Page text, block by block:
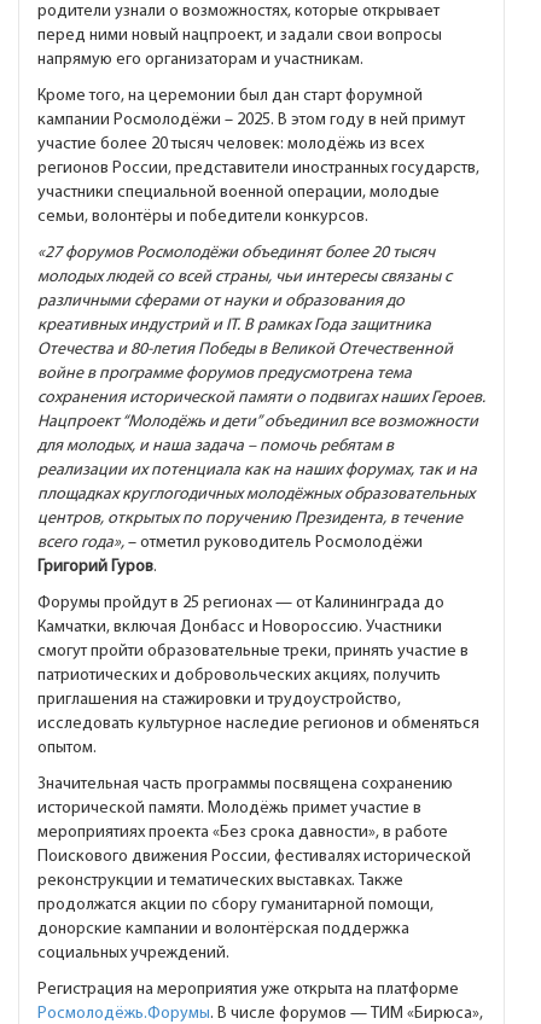
родители узнали о возможностях, которые открывает
перед ними новый нацпроект, и задали свои вопросы
напрямую его организаторам и участникам.
Кроме того, на церемонии был дан старт форумной
кампании Росмолодёжи – 2025. В этом году в ней примут
участие более 20 тысяч человек: молодёжь из всех
регионов России, представители иностранных государств,
участники специальной военной операции, молодые
семьи, волонтёры и победители конкурсов.
«27 форумов Росмолодёжи объединят более 20 тысяч
молодых людей со всей страны, чьи интересы связаны с
различными сферами от науки и образования до
креативных индустрий и IT. В рамках Года защитника
Отечества и 80-летия Победы в Великой Отечественной
войне в программе форумов предусмотрена тема
сохранения исторической памяти о подвигах наших Героев.
Нацпроект “Молодёжь и дети” объединил все возможности
для молодых, и наша задача – помочь ребятам в
реализации их потенциала как на наших форумах, так и на
площадках круглогодичных молодёжных образовательных
центров, открытых по поручению Президента, в течение
всего года», – отметил руководитель Росмолодёжи
Григорий Гуров.
Форумы пройдут в 25 регионах — от Калининграда до
Камчатки, включая Донбасс и Новороссию. Участники
смогут пройти образовательные треки, принять участие в
патриотических и добровольческих акциях, получить
приглашения на стажировки и трудоустройство,
исследовать культурное наследие регионов и обменяться
опытом.
Значительная часть программы посвящена сохранению
исторической памяти. Молодёжь примет участие в
мероприятиях проекта «Без срока давности», в работе
Поискового движения России, фестивалях исторической
реконструкции и тематических выставках. Также
продолжатся акции по сбору гуманитарной помощи,
донорские кампании и волонтёрская поддержка
социальных учреждений.
Регистрация на мероприятия уже открыта на платформе
Росмолодёжь.Форумы. В числе форумов — ТИМ «Бирюса»,